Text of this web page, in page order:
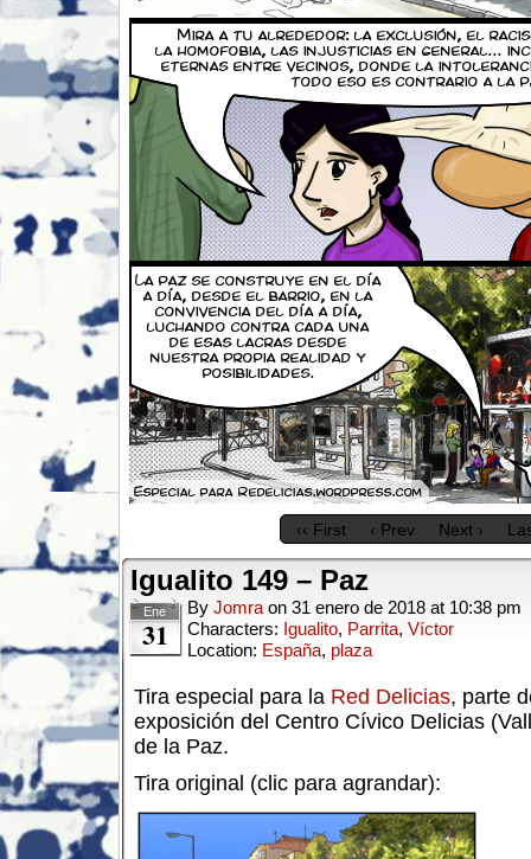
‹‹ First ‹ Prev Next ›
Igualito 149 – Paz
Ene
31
By Jomra on 31 enero de 2018 at 10:38 pm
Characters: Igualito, Parrita, Víctor
Location: España, plaza
Tira especial para la Red Delicias, parte
exposición del Centro Cívico Delicias
de la Paz.
Tira original (clic para agrandar):